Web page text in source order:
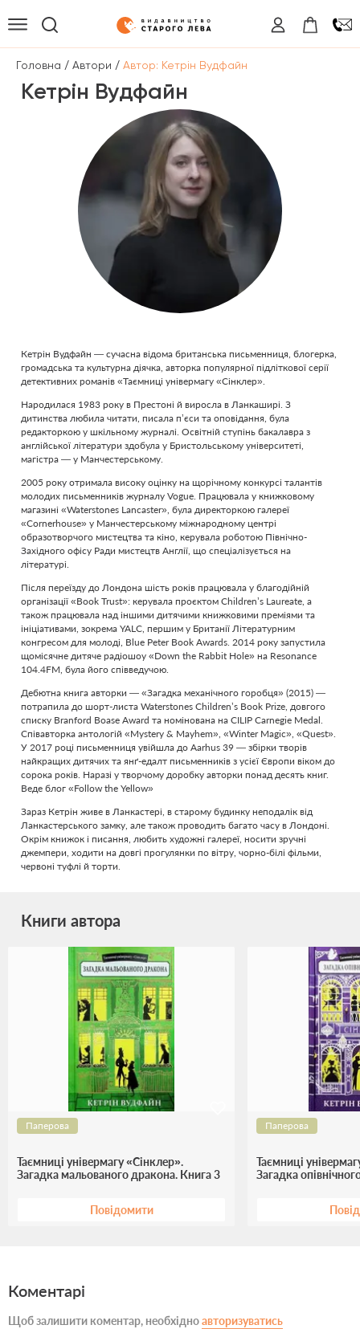
Головна / Автори / Автор: Кетрін Вудфайн
Кетрін Вудфайн
Кетрін Вудфайн — сучасна відома британська письменниця, блогерка,
громадська та культурна діячка, авторка популярної підліткової серії
детективних романів «Таємниці універмагу «Сінклер».
Народилася 1983 року в Престоні й виросла в Ланкаширі. З
дитинства любила читати, писала п’єси та оповідання, була
редакторкою у шкільному журналі. Освітній ступінь бакалавра з
англійської літератури здобула у Бристольському університеті,
магістра — у Манчестерському.
2005 року отримала високу оцінку на щорічному конкурсі талантів
молодих письменників журналу Vogue. Працювала у книжковому
магазині «Waterstones Lancaster», була директоркою галереї
«Cornerhouse» у Манчестерському міжнародному центрі
образотворчого мистецтва та кіно, керувала роботою Північно-
Західного офісу Ради мистецтв Англії, що спеціалізується на
літературі.
Після переїзду до Лондона шість років працювала у благодійній
організації «Book Trust»: керувала проєктом Children’s Laureate, а
також працювала над іншими дитячими книжковими преміями та
ініціативами, зокрема YALC, першим у Британії Літературним
конгресом для молоді, Blue Peter Book Awards. 2014 року запустила
щомісячне дитяче радіошоу «Down the Rabbit Hole» на Resonance
104.4FM, була його співведучою.
Дебютна книга авторки — «Загадка механічного горобця» (2015) —
потрапила до шорт-листа Waterstones Children’s Book Prize, довгого
списку Branford Boase Award та номінована на CILIP Carnegie Medal.
Співавторка антологій «Mystery & Mayhem», «Winter Magic», «Quest».
У 2017 році письменниця увійшла до Aarhus 39 — збірки творів
найкращих дитячих та янґ-едалт письменників з усієї Європи віком до
сорока років. Наразі у творчому доробку авторки понад десять книг.
Веде блог «Follow the Yellow»
Зараз Кетрін живе в Ланкастері, в старому будинку неподалік від
Ланкастерського замку, але також проводить багато часу в Лондоні.
Окрім книжок і писання, любить художні галереї, носити зручні
джемпери, ходити на довгі прогулянки по вітру, чорно-білі фільми,
червоні туфлі й торти.
Книги автора
Паперова
Таємниці універмагу «Сінклер».
Загадка мальованого дракона. Книга 3
Повідомити
Паперова
Таємниці
Загадка
Коментарі
Щоб залишити коментар, необхідноавторизуватись